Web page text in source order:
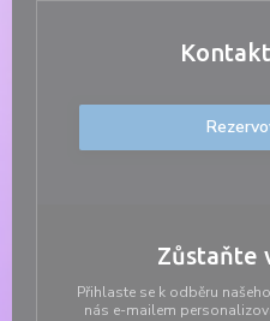
Zůstaňte
Přihlaste se k odběru
nás e-mailem